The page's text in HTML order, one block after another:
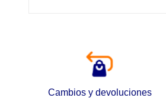
Cambios y devoluciones